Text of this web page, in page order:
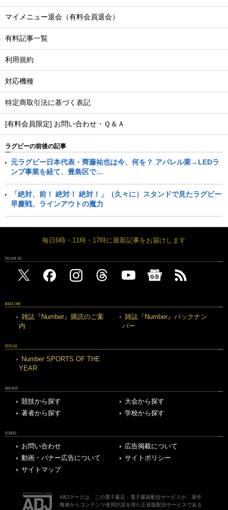
マイメニュー退会（有料会員退会）
有料記事一覧
利用規約
対応機種
特定商取引法に基づく表記
[有料会員限定] お問い合わせ・Ｑ＆Ａ
ラグビーの前後の記事
元ラグビー日本代表・齊藤祐也は今、何を？ アパレル業→LEDラ
ンプ事業を経て、豊島区で…
「絶対、前！ 絶対！ 絶対！」（久々に）スタンドで見たラグビー
早慶戦、ラインアウトの魔力
毎日6時・11時・17時に最新記事をお届けします
FOLLOW US
MAGAZINE
雑誌『Number』購読のご案
内
雑誌『Number』バックナン
バー
SPECIAL
Number SPORTS OF THE
YEAR
ARCHIVE
競技から探す
大会から探す
著者から探す
学校から探す
OTHERS
お問い合わせ
広告掲載について
動画・バナー広告について
サイトポリシー
サイトマップ
ABJマークは、この電子書店・電子書籍配信サービスが、著作
権者からコンテンツ使用許諾を得た正規版配信サービスである